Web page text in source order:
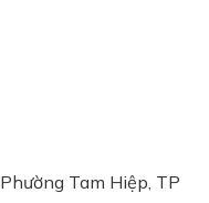
Tam Hiệp, TP